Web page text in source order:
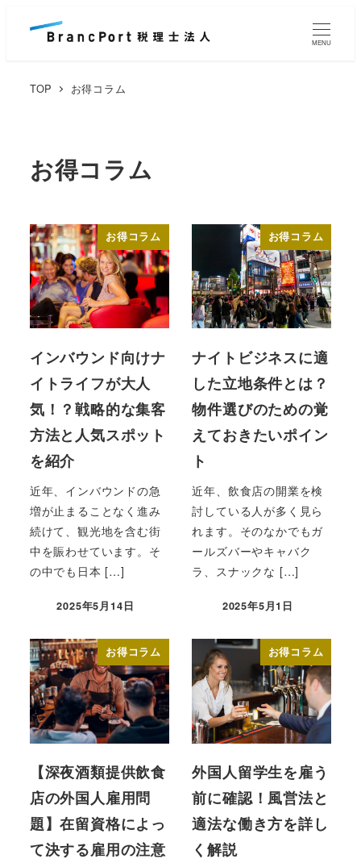
MENU
TOP お得コラム
お得コラム
お得コラム
インバウンド向けナ
イトライフが大人
気！？戦略的な集客
方法と人気スポット
を紹介
近年、インバウンドの急
増が止まることなく進み
続けて、観光地を含む街
中を賑わせています。そ
の中でも日本 […]
投稿日
2025年5月14日
お得コラム
ナイトビジネスに適
した立地条件とは？
物件選びのための覚
えておきたいポイン
ト
近年、飲食店の開業を検
討している人が多く見ら
れます。そのなかでもガ
ールズバーやキャバク
ラ、スナックな […]
投稿日
2025年5月1日
お得コラム
【深夜酒類提供飲食
店の外国人雇用問
題】在留資格によっ
て決する雇用の注意
お得コラム
外国人留学生を雇う
前に確認！風営法と
適法な働き方を詳し
く解説